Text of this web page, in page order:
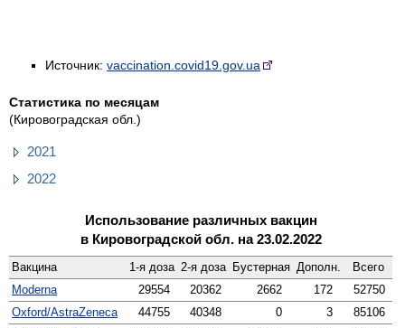
Источник: vaccination.covid19.gov.ua
Статистика по месяцам
(Кировоградская обл.)
2021
2022
Использование различных вакцин
в Кировоградской обл.на 23.02.2022
Вакцина 1-я доза 2-я доза Бустерная Дополн.
Всего
Moderna
29554 20362 2662 172
52750
Oxford/AstraZeneca
44755 40348 0 3
85106